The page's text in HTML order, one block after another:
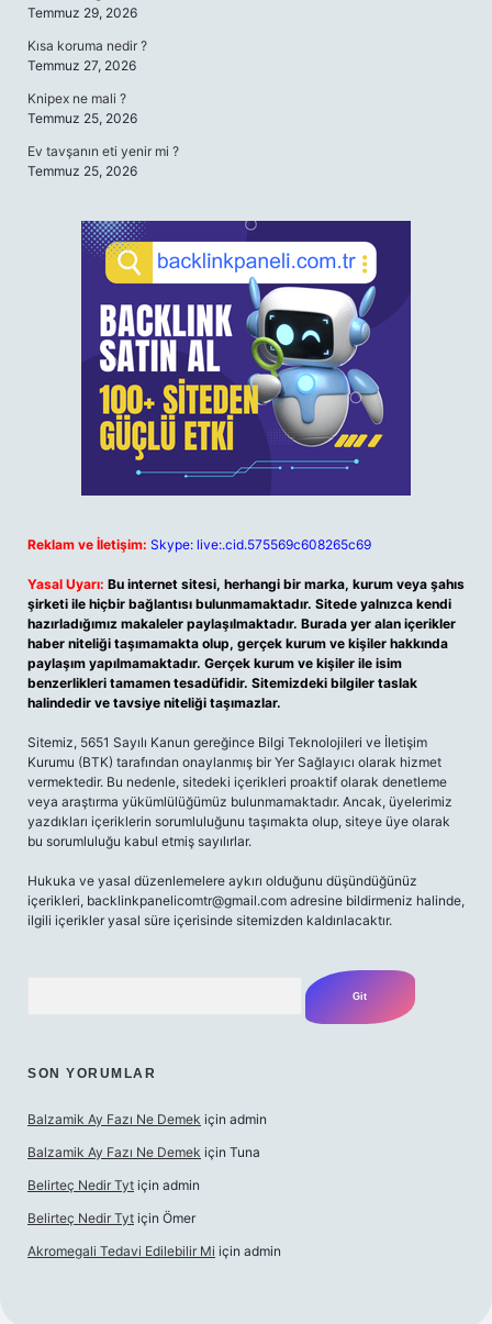
Temmuz 29, 2026
Kısa koruma nedir ?
Temmuz 27, 2026
Knipex ne mali ?
Temmuz 25, 2026
Ev tavşanın eti yenir mi ?
Temmuz 25, 2026
Reklam ve İletişim: Skype: live:.cid.575569c608265c69
Yasal Uyarı: Bu internet sitesi, herhangi bir marka, kurum veya şahıs
şirketi ile hiçbir bağlantısı bulunmamaktadır. Sitede yalnızca kendi
hazırladığımız makaleler paylaşılmaktadır. Burada yer alan içerikler
haber niteliği taşımamakta olup, gerçek kurum ve kişiler hakkında
paylaşım yapılmamaktadır. Gerçek kurum ve kişiler ile isim
benzerlikleri tamamen tesadüfidir. Sitemizdeki bilgiler taslak
halindedir ve tavsiye niteliği taşımazlar.
Sitemiz, 5651 Sayılı Kanun gereğince Bilgi Teknolojileri ve İletişim
Kurumu (BTK) tarafından onaylanmış bir Yer Sağlayıcı olarak hizmet
vermektedir. Bu nedenle, sitedeki içerikleri proaktif olarak denetleme
veya araştırma yükümlülüğümüz bulunmamaktadır. Ancak, üyelerimiz
yazdıkları içeriklerin sorumluluğunu taşımakta olup, siteye üye olarak
bu sorumluluğu kabul etmiş sayılırlar.
Hukuka ve yasal düzenlemelere aykırı olduğunu düşündüğünüz
içerikleri, backlinkpanelicomtr@gmail.com adresine bildirmeniz halinde,
ilgili içerikler yasal süre içerisinde sitemizden kaldırılacaktır.
SON YORUMLAR
Balzamik Ay Fazı Ne Demek için admin
Balzamik Ay Fazı Ne Demek için Tuna
Belirteç Nedir Tyt için admin
Belirteç Nedir Tyt için Ömer
Akromegali Tedavi Edilebilir Mi için admin